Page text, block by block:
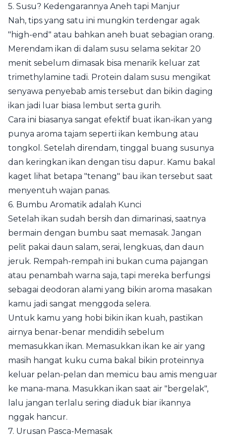
5. Susu? Kedengarannya Aneh tapi Manjur
Nah, tips yang satu ini mungkin terdengar agak
"high-end" atau bahkan aneh buat sebagian orang.
Merendam ikan di dalam susu selama sekitar 20
menit sebelum dimasak bisa menarik keluar zat
trimethylamine tadi. Protein dalam susu mengikat
senyawa penyebab amis tersebut dan bikin daging
ikan jadi luar biasa lembut serta gurih.
Cara ini biasanya sangat efektif buat ikan-ikan yang
punya aroma tajam seperti ikan kembung atau
tongkol. Setelah direndam, tinggal buang susunya
dan keringkan ikan dengan tisu dapur. Kamu bakal
kaget lihat betapa "tenang" bau ikan tersebut saat
menyentuh wajan panas.
6. Bumbu Aromatik adalah Kunci
Setelah ikan sudah bersih dan dimarinasi, saatnya
bermain dengan bumbu saat memasak. Jangan
pelit pakai daun salam, serai, lengkuas, dan daun
jeruk. Rempah-rempah ini bukan cuma pajangan
atau penambah warna saja, tapi mereka berfungsi
sebagai deodoran alami yang bikin aroma masakan
kamu jadi sangat menggoda selera.
Untuk kamu yang hobi bikin ikan kuah, pastikan
airnya benar-benar mendidih sebelum
memasukkan ikan. Memasukkan ikan ke air yang
masih hangat kuku cuma bakal bikin proteinnya
keluar pelan-pelan dan memicu bau amis menguar
ke mana-mana. Masukkan ikan saat air "bergelak",
lalu jangan terlalu sering diaduk biar ikannya
nggak hancur.
7. Urusan Pasca-Memasak